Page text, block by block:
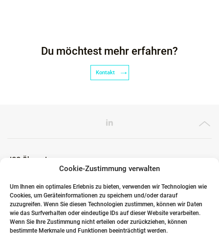
Cookie-Zustimmung verwalten
Um Ihnen ein optimales Erlebnis zu bieten, verwenden wir Technologien wie
Cookies, um Geräteinformationen zu speichern und/oder darauf
zuzugreifen. Wenn Sie diesen Technologien zustimmen, können wir Daten
wie das Surfverhalten oder eindeutige IDs auf dieser Website verarbeiten.
Wenn Sie Ihre Zustimmung nicht erteilen oder zurückziehen, können
bestimmte Merkmale und Funktionen beeinträchtigt werden.
Du möchtest mehr erfahren?
Kontakt
ICG Ökosystem
Globale Partner